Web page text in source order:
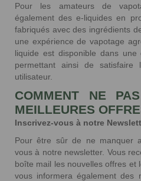
Pour les amateurs de
également des e-liquides en
fabriqués avec des ingrédients
une expérience de vapotage
liquide est disponible dans une
permettant ainsi de satisfaire
utilisateur.
COMMENT NE
MEILLEURES
Inscrivez-vous à notre
Pour être sûr de ne manquer
vous à notre newsletter. Vous
boîte mail les nouvelles offres et
vous informera également des